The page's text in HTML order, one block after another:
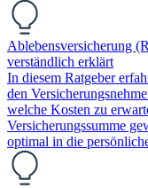
Ablebensversicherung
verständlich erklärt
In diesem Ratgeber
den
welche Kosten zu
Versicherungssumme
optimal in die